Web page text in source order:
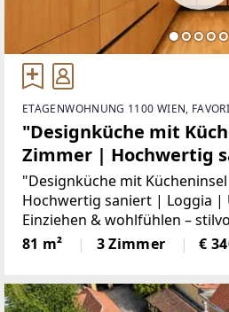
ETAGENWOHNUNG 1100 WIEN,
"Designküche mit
Zimmer | Hochwertig
U1 Troststraße"
"Designküche mit
Hochwertig saniert | Loggia |
Einziehen & wohlfühlen –
hochwertiger
sanierte 3-Zimmer-
81 m² 3 Zimmer €